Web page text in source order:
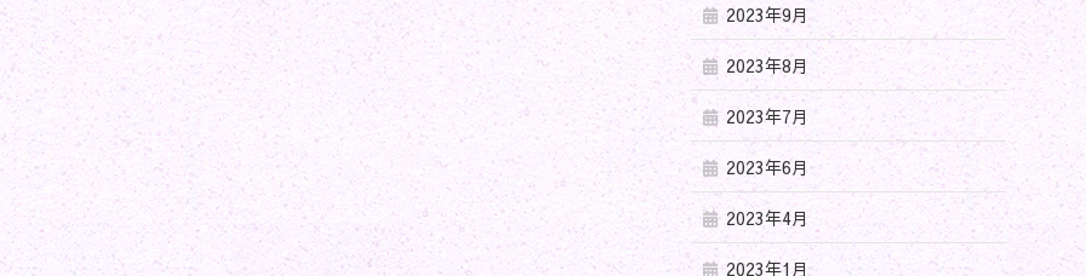
2023年9月
2023年8月
2023年7月
2023年6月
2023年4月
2023年1月